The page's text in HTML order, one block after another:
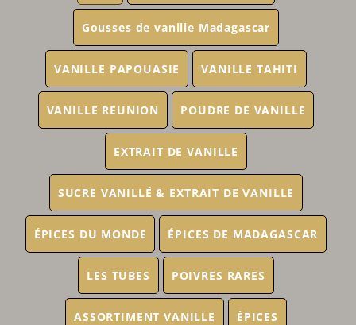
Gousses de vanille Madagascar
VANILLE PAPOUASIE VANILLE TAHITI
VANILLE REUNION POUDRE DE VANILLE
EXTRAIT DE VANILLE
SUCRE VANILLÉ & EXTRAIT DE VANILLE
ÉPICES DU MONDE ÉPICES DE MADAGASCAR
LES TUBES POIVRES RARES
ASSORTIMENT VANILLE ÉPICES